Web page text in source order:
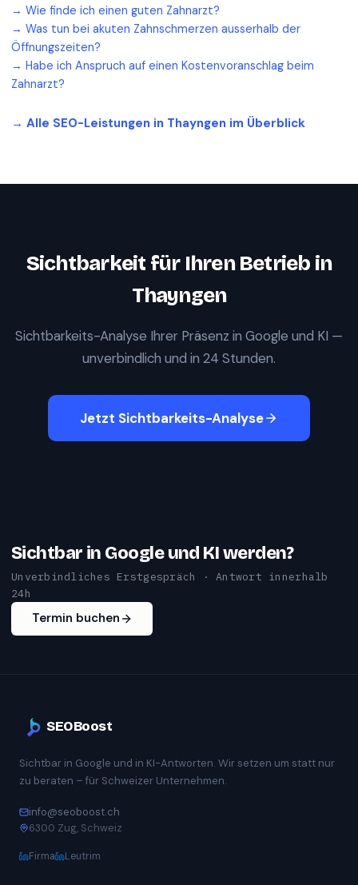
→ Wie finde ich einen guten Zahnarzt?
→ Was tun bei akuten Zahnschmerzen ausserhalb der
Öffnungszeiten?
→ Habe ich Anspruch auf einen Kostenvoranschlag beim
Zahnarzt?
→ Alle SEO-Leistungen in Thayngen im Überblick
Sichtbarkeit für Ihren Betrieb in
Thayngen
Sichtbarkeits-Analyse Ihrer Präsenz in Google und KI —
unverbindlich und in 24 Stunden.
Jetzt Sichtbarkeits-Analyse
Sichtbar in Google und KI werden?
Unverbindliches Erstgespräch · Antwort innerhalb
24h
Termin buchen
SEOBoost
Sichtbar in Google und in KI-Antworten. Wir setzen um statt nur
zu beraten – für Schweizer Unternehmen.
info@seoboost.ch
6300 Zug, Schweiz
Firma Leutrim